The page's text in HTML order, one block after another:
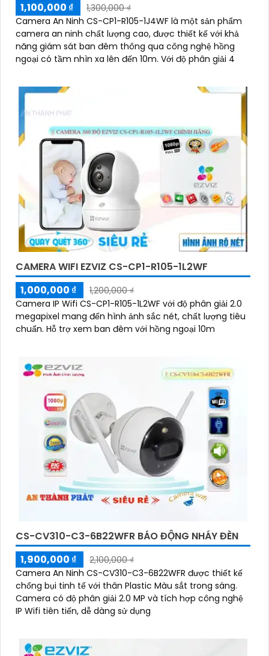
1,100,000 ₫
1,300,000 ₫
Camera An Ninh CS-CP1-R105-1J4WF là một sản phẩm
camera an ninh chất lượng cao, được thiết kế với khả
năng giám sát ban đêm thông qua công nghệ hồng
ngoại có tầm nhìn xa lên đến 10m. Với độ phân giải 4
CAMERA WIFI EZVIZ CS-CP1-R105-1L2WF
1,000,000 ₫
1,200,000 ₫
Camera IP Wifi CS-CP1-R105-1L2WF với độ phân giải 2.0
megapixel mang đến hình ảnh sắc nét, chất lượng tiêu
chuẩn. Hỗ trợ xem ban đêm với hồng ngoại 10m
CS-CV310-C3-6B22WFR BÁO ĐỘNG NHÁY ĐÈN
1,900,000 ₫
2,100,000 ₫
Camera An Ninh CS-CV310-C3-6B22WFR được thiết kế
chống bụi tinh tế với thân Plastic Màu sắt trong sáng.
Camera có độ phân giải 2.0 MP và tích hợp công nghệ
IP Wifi tiên tiến, dễ dàng sử dụng